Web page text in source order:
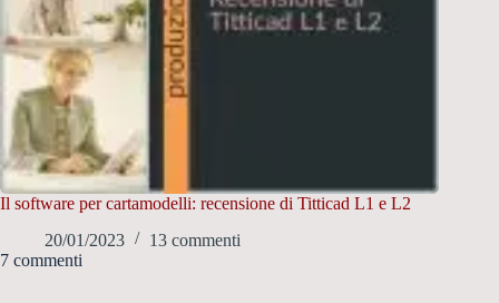
Il software per cartamodelli: recensione di Titticad L1 e L2
20/01/2023
13 commenti
7 commenti